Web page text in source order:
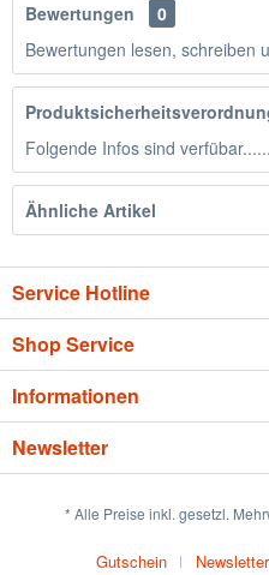
Bewertungen
0
Bewertungen lesen, schreiben
Folgende Infos sind verfübar......
Ähnliche Artikel
Service Hotline
Shop Service
Informationen
Newsletter
* Alle Preise inkl. gesetzl.
Gutschein Newsletter